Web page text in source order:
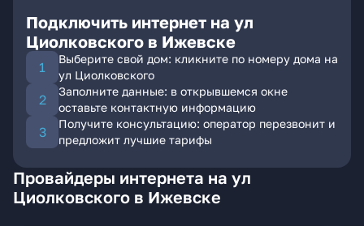
Подключить интернет на ул
Циолковского в Ижевске
Выберите свой дом: кликните по номеру дома на
ул Циолковского
Заполните данные: в открывшемся окне
оставьте контактную информацию
Получите консультацию: оператор перезвонит и
предложит лучшие тарифы
Провайдеры интернета на ул
Циолковского в Ижевске